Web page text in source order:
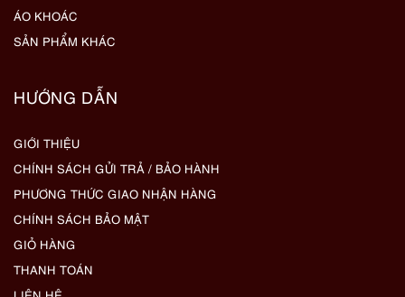
ÁO KHOÁC
SẢN PHẨM KHÁC
HƯỚNG DẪN
GIỚI THIỆU
CHÍNH SÁCH GỬI TRẢ / BẢO HÀNH
PHƯƠNG THỨC GIAO NHẬN HÀNG
CHÍNH SÁCH BẢO MẬT
GIỎ HÀNG
THANH TOÁN